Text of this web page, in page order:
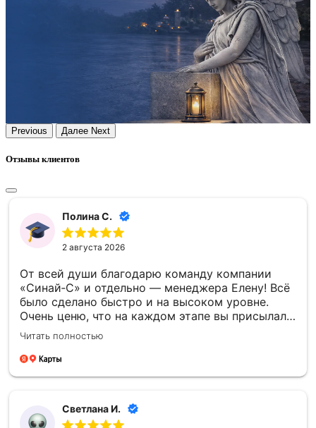
Previous Далее Next
Отзывы клиентов
Полина С.
2 августа 2026
От всей души благодарю команду компании
«Синай‑С» и отдельно — менеджера Елену! Всё
было сделано быстро и на высоком уровне.
Очень ценю, что на каждом этапе вы присылали
фото- и видеоотчёты — это давало уверенность
и спокойствие. Отдельно спасибо за то, что
успели установить памятник к памятной
«Синай‑С» за чуткость, профессионализм и
проделанную работу! 🙏
Читать полностью
Светлана И.